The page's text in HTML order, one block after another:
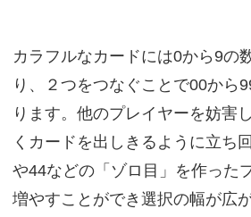
カラフルなカードには0から9の
り、２つをつなぐことで00から
ります。他のプレイヤーを妨害
くカードを出しきるように立ち
や44などの「ゾロ目」を作った
増やすことができ選択の幅が広